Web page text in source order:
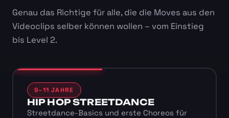
Genau das Richtige für alle, die die Moves aus den
Videoclips selber können wollen – vom Einstieg
bis Level 2.
9–11 JAHRE
HIP HOP STREETDANCE
Streetdance-Basics und erste Choreos für